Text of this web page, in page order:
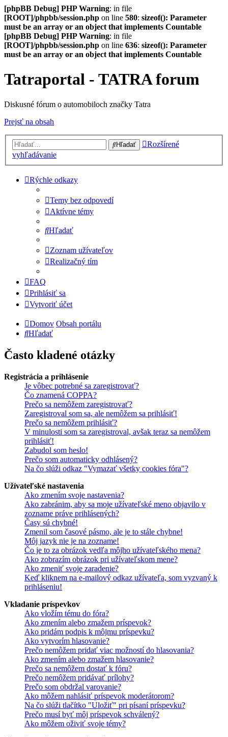
[phpBB Debug] PHP Warning: in file
[ROOT]/phpbb/session.php on line 580: sizeof(): Parameter
must be an array or an object that implements Countable
[phpBB Debug] PHP Warning: in file
[ROOT]/phpbb/session.php on line 636: sizeof(): Parameter
must be an array or an object that implements Countable
Tatraportal - TATRA forum
Diskusné fórum o automobiloch značky Tatra
Prejsť na obsah
Hľadať
Rozšírené
vyhľadávanie
Rýchle odkazy
Temy bez odpovedí
Aktívne témy
Hľadať
Zoznam užívateľov
Realizačný tím
FAQ
Prihlásiť sa
Vytvoriť účet
Domov Obsah portálu
Hľadať
Často kladené otázky
Registrácia a prihlásenie
Je vôbec potrebné sa zaregistrovať?
Čo znamená COPPA?
Prečo sa nemôžem zaregistrovať?
Zaregistroval som sa, ale nemôžem sa prihlásiť!
Prečo sa nemôžem prihlásiť?
V minulosti som sa zaregistroval, avšak teraz sa nemôžem
prihlásiť!
Zabudol som heslo!
Prečo som automaticky odhlásený?
Na čo slúži odkaz "Vymazať všetky cookies fóra"?
Užívateľské nastavenia
Ako zmením svoje nastavenia?
Ako zabránim, aby sa moje užívateľské meno objavilo v
zozname práve prihlásených?
Časy sú chybné!
Zmenil som časové pásmo, ale je to stále chybne!
Môj jazyk nie je na zozname!
Čo je to za obrázok vedľa môjho užívateľského mena?
Ako zobrazím obrázok pri užívateľskom mene?
Ako zmeniť svoje zaradenie?
Keď kliknem na e-mailový odkaz užívateľa, som vyzvaný k
prihláseniu!
Vkladanie príspevkov
Ako vložím tému do fóra?
Ako zmením alebo zmažem príspevok?
Ako pridám podpis k môjmu príspevku?
Ako vytvorím hlasovanie?
Prečo nemôžem pridať viac možností do hlasovania?
Ako zmením alebo zmažem hlasovanie?
Prečo sa nemôžem dostať k fóru?
Prečo nemôžem pridávať prílohy?
Prečo som obdržal varovanie?
Ako môžem nahlásiť príspevok moderátorom?
Na čo slúži tlačítko "Uložiť" pri písaní príspevku?
Prečo musí byť môj príspevok schválený?
Ako môžem oživiť svoje témy?